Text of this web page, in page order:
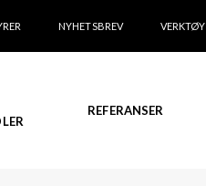
NYHETSBREV VERKTØY
REFERANSER